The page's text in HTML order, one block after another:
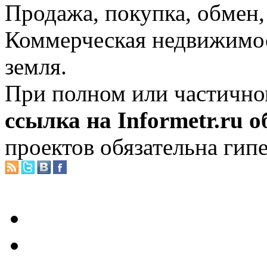
Продажа, покупка, обмен,
Коммерческая
земля.
При полном или
ссылка на Informetr.ru
проектов обязательна